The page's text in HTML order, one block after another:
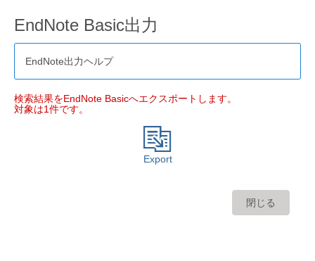
EndNote Basic出力
EndNote出力ヘルプ
検索結果をEndNote Basicへエクスポートします。
対象は1件です。
Export